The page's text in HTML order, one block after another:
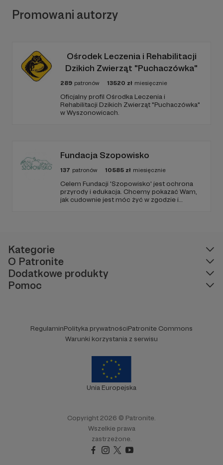
Promowani autorzy
Ośrodek Leczenia i Rehabilitacji
Dzikich Zwierząt "Puchaczówka"
289 patronów 13520 zł miesięcznie
Oficjalny profil Ośrodka Leczenia i
Rehabilitacji Dzikich Zwierząt "Puchaczówka"
w Wyszonowicach.
Fundacja Szopowisko
137 patronów 10585 zł miesięcznie
Celem Fundacji 'Szopowisko' jest ochrona
przyrody i edukacja. Chcemy pokazać Wam,
jak cudownie jest móc żyć w zgodzie i
Kategorie
O Patronite
Dodatkowe produkty
Pomoc
RegulaminPolityka prywatnościPatronite Commons
Warunki korzystania z serwisu
Unia Europejska
Copyright 2026 © Patronite.
Wszelkie prawa
zastrzeżone.